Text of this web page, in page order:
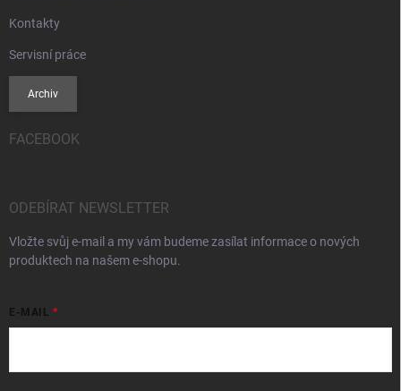
Kontakty
Servisní práce
Archiv
FACEBOOK
ODEBÍRAT NEWSLETTER
Vložte svůj e-mail a my vám budeme zasílat informace o nových
produktech na našem e-shopu.
E-MAIL